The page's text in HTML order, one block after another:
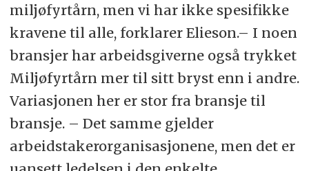
miljøfyrtårn, men vi har ikke spesifikke
kravene til alle, forklarer Elieson.– I noen
bransjer har arbeidsgiverne også trykket
Miljøfyrtårn mer til sitt bryst enn i andre.
Variasjonen her er stor fra bransje til
bransje. – Det samme gjelder
arbeidstakerorganisasjonene, men det er